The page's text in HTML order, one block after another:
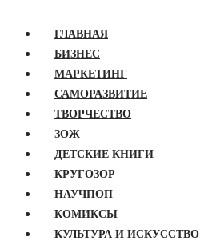
ГЛАВНАЯ
БИЗНЕС
МАРКЕТИНГ
САМОРАЗВИТИЕ
ТВОРЧЕСТВО
ЗОЖ
ДЕТСКИЕ КНИГИ
КРУГОЗОР
НАУЧПОП
КОМИКСЫ
КУЛЬТУРА И ИСКУССТВО